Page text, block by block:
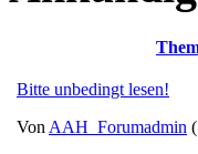
Bitte unbedingt lesen!
Von AAH_Forumadmin